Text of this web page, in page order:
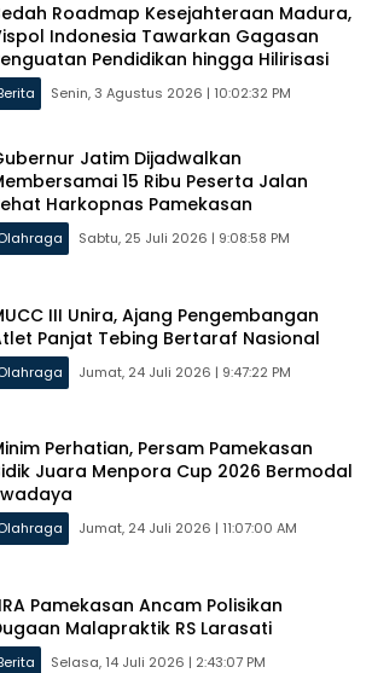
Roadmap Kesejahteraan Madura,
Indonesia Tawarkan Gagasan
Pendidikan hingga Hilirisasi
Senin, 3 Agustus 2026 | 10:02:32 PM
Jatim Dijadwalkan
15 Ribu Peserta Jalan
Harkopnas Pamekasan
Sabtu, 25 Juli 2026 | 9:08:58 PM
III Unira, Ajang Pengembangan
Panjat Tebing Bertaraf Nasional
Jumat, 24 Juli 2026 | 9:47:22 PM
Perhatian, Persam Pamekasan
Juara Menpora Cup 2026 Bermodal
Jumat, 24 Juli 2026 | 11:07:00 AM
Pamekasan Ancam Polisikan
Malapraktik RS Larasati
Selasa, 14 Juli 2026 | 2:43:07 PM